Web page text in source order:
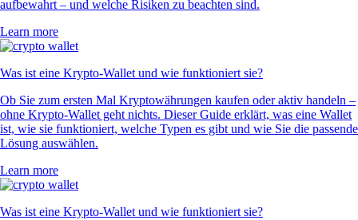
aufbewahrt – und welche Risiken zu beachten sind.
Learn more
Was ist eine Krypto-Wallet und wie funktioniert sie?
Ob Sie zum ersten Mal Kryptowährungen kaufen oder aktiv handeln –
ohne Krypto-Wallet geht nichts. Dieser Guide erklärt, was eine Wallet
ist, wie sie funktioniert, welche Typen es gibt und wie Sie die passende
Lösung auswählen.
Learn more
Was ist eine Krypto-Wallet und wie funktioniert sie?